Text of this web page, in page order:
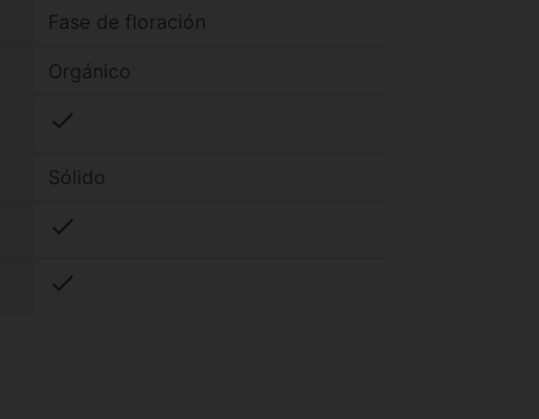
Fase de floración
Orgánico
check
Sólido
check
check